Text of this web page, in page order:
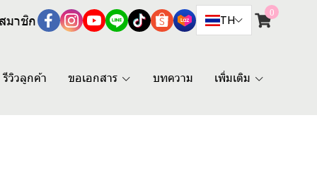
มาชิก TH
0
รีวิวลูกค้า ขอเอกสาร บทความ เพิ่มเติม